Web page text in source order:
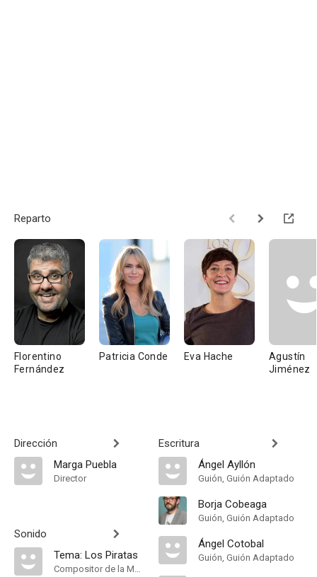
Reparto
Florentino
Fernández
Patricia Conde Eva Hache
Agustín
Jiménez
Dirección
Marga Puebla
Director
Sonido
Tema: Los Piratas
Compositor de la Música Original
Escritura
Ángel Ayllón
Guión, Guión Adaptado
Borja Cobeaga
Guión, Guión Adaptado
Ángel Cotobal
Guión, Guión Adaptado